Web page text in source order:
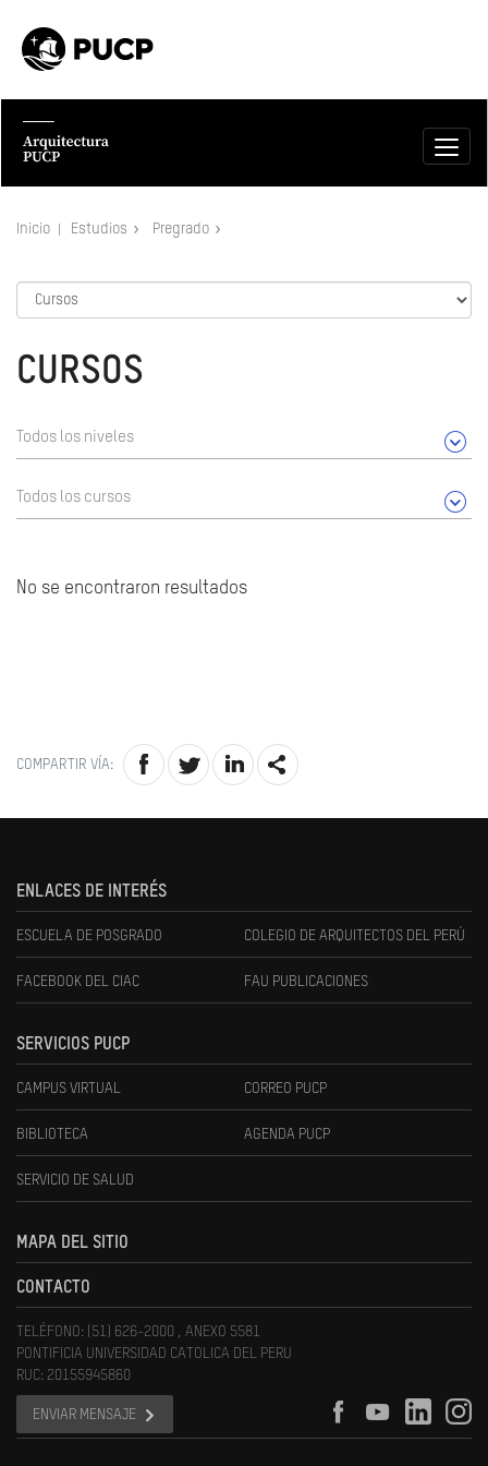
Inicio Estudios Pregrado
CURSOS
Todos los niveles
Todos los cursos
No se encontraron resultados
COMPARTIR VÍA:
ENLACES DE INTERÉS
ESCUELA DE POSGRADO COLEGIO DE ARQUITECTOS DEL PERÚ
FACEBOOK DEL CIAC FAU PUBLICACIONES
SERVICIOS PUCP
CAMPUS VIRTUAL CORREO PUCP
BIBLIOTECA AGENDA PUCP
SERVICIO DE SALUD
MAPA DEL SITIO
CONTACTO
TELÉFONO: (51) 626-2000 , ANEXO 5581
PONTIFICIA UNIVERSIDAD CATOLICA DEL PERU
RUC: 20155945860
ENVIAR MENSAJE